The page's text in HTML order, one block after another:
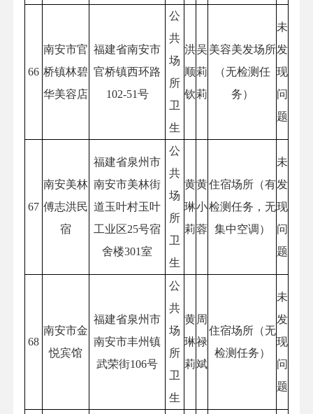
66
南安市官
桥镇林碧
华美容店
福建省南安市
官桥镇西环路
102-51号
公
共
场
所
卫
生
洪
顺
钦
吴
莉
莉
美容美发场所
（无检测任
务）
未
发
现
问
题
67
南安美林
傅志洪民
宿
福建省泉州市
南安市美林街
道玉叶村玉叶
工业区25号宿
舍楼301室
公
共
场
所
卫
生
黄
琳
莉
黄
小
蓉
住宿场所（有
检测任务，无
集中空调）
未
发
现
问
题
68
南安市金
悦宾馆
福建省泉州市
南安市丰州镇
武荣街106号
公
共
场
所
卫
生
黄
琳
莉
周
禄
斌
住宿场所（无
检测任务）
未
发
现
问
题